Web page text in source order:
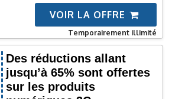
VOIR LA OFFRE
Temporairement illimité
Des réductions allant
jusqu’à 65% sont offertes
sur les produits